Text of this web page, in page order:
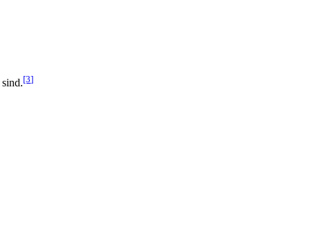
sind.[3]